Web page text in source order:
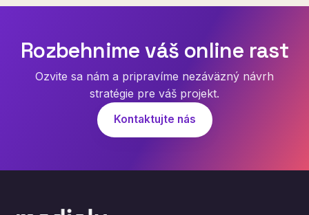
Rozbehnime váš online rast
Ozvite sa nám a pripravíme nezáväzný návrh
stratégie pre váš projekt.
Kontaktujte nás